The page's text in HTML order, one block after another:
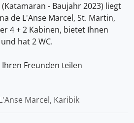
(Katamaran - Baujahr 2023) liegt
de L'Anse Marcel, St. Martin,
4 + 2 Kabinen, bietet Ihnen
hat 2 WC.
Ihren Freunden teilen
Marcel, Karibik